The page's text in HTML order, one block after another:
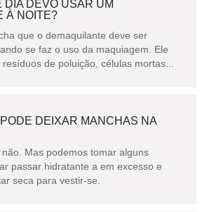
DIA DEVO USAR UM
À NOITE?
que o demaquilante deve ser
se faz o uso da maquiagem. Ele
de poluição, células mortas...
DEIXAR MANCHAS NA
Mas podemos tomar alguns
passar hidratante a em excesso e
seca para vestir-se.